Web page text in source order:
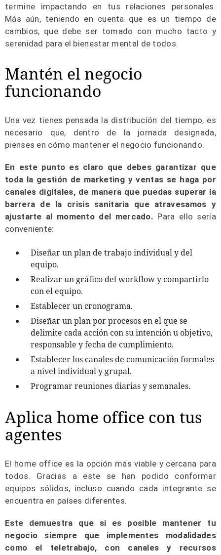
termine impactando en tus relaciones personales.
Más aún, teniendo en cuenta que es un tiempo de
cambios, que debe ser tomado con mucho tacto y
serenidad para el bienestar mental de todos.
Mantén el negocio
funcionando
Una vez tienes pensada la distribución del tiempo, es
necesario que, dentro de la jornada designada,
pienses en cómo mantener el negocio funcionando.
En este punto es claro que debes garantizar que
toda la gestión de marketing y ventas se haga por
canales digitales, de manera que puedas superar la
barrera de la crisis sanitaria que atravesamos y
ajustarte al momento del mercado. Para ello sería
conveniente:
Diseñar un plan de trabajo individual y del
equipo.
Realizar un gráfico del workflow y compartirlo
con el equipo.
Establecer un cronograma.
Diseñar un plan por procesos en el que se
delimite cada acción con su intención u objetivo,
responsable y fecha de cumplimiento.
Establecer los canales de comunicación formales
a nivel individual y grupal.
Programar reuniones diarias y semanales.
Aplica home office con tus
agentes
El home office es la opción más viable y cercana para
todos. Gracias a este se han podido conformar
equipos sólidos, incluso cuando cada integrante se
encuentra en países diferentes.
Este demuestra que si es posible mantener tu
negocio siempre que implementes modalidades
como el teletrabajo, con canales y recursos